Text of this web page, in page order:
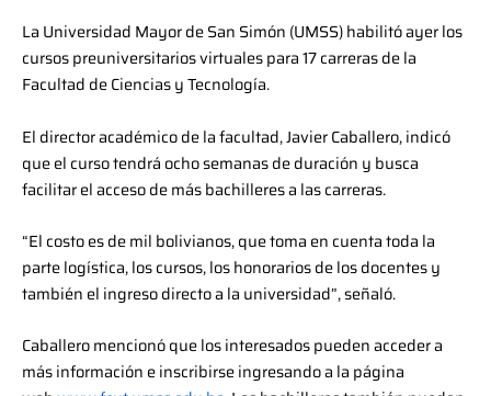
La Universidad Mayor de San Simón (UMSS) habilitó ayer los
cursos preuniversitarios virtuales para 17 carreras de la
Facultad de Ciencias y Tecnología.
El director académico de la facultad, Javier Caballero, indicó
que el curso tendrá ocho semanas de duración y busca
facilitar el acceso de más bachilleres a las carreras.
“El costo es de mil bolivianos, que toma en cuenta toda la
parte logística, los cursos, los honorarios de los docentes y
también el ingreso directo a la universidad”, señaló.
Caballero mencionó que los interesados pueden acceder a
más información e inscribirse ingresando a la página